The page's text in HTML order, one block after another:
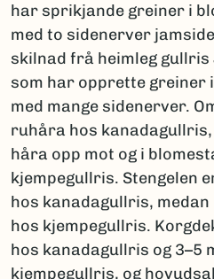
har sprikjande greiner i
med to sidenerver
skilnad frå heimleg gullris
som har opprette greiner
med mange sidenerver.
ruhåra hos
håra opp mot og i
kjempegullris. Stengelen
hos kanadagullris,
hos kjempegullris.
hos kanadagullris og 3–5
kjempegullris, og